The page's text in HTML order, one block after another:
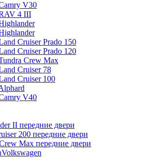
V30
4 III
Cruiser Prado 150
Cruiser Prado 120
Crew Max
Cruiser 78
Cruiser 100
V40
II передние двери
200 передние двери
Max передние двери
Volkswagen